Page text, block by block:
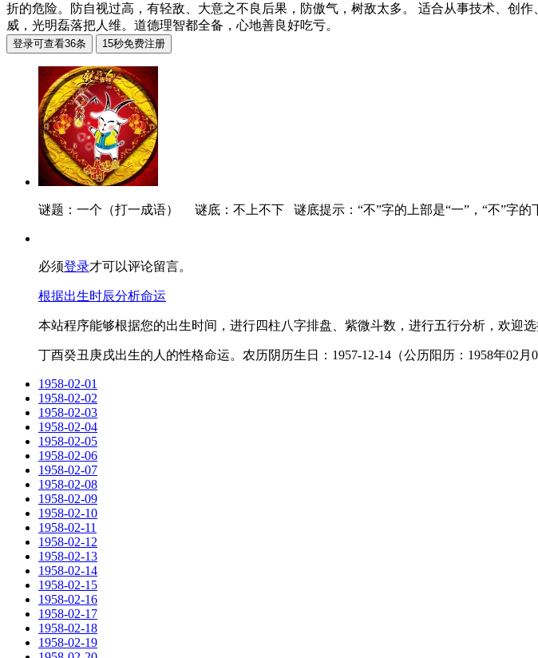
折的危险。防自视过高，有轻敌、大意之不良后果，防傲气，树敌太多。 适合从事技术、创
威，光明磊落把人维。道德理智都全备，心地善良好吃亏。
谜题：一个（打一成语） 谜底：不上不下 谜底提示：“不”字的上部是“一”，“不”字的
必须登录才可以评论留言。
根据出生时辰分析命运
本站程序能够根据您的出生时间，进行四柱八字排盘、紫微斗数，进行五行分析，欢迎选
丁酉癸丑庚戌出生的人的性格命运。农历阴历生日：1957-12-14（公历阳历：1958年02月
1958-02-01
1958-02-02
1958-02-03
1958-02-04
1958-02-05
1958-02-06
1958-02-07
1958-02-08
1958-02-09
1958-02-10
1958-02-11
1958-02-12
1958-02-13
1958-02-14
1958-02-15
1958-02-16
1958-02-17
1958-02-18
1958-02-19